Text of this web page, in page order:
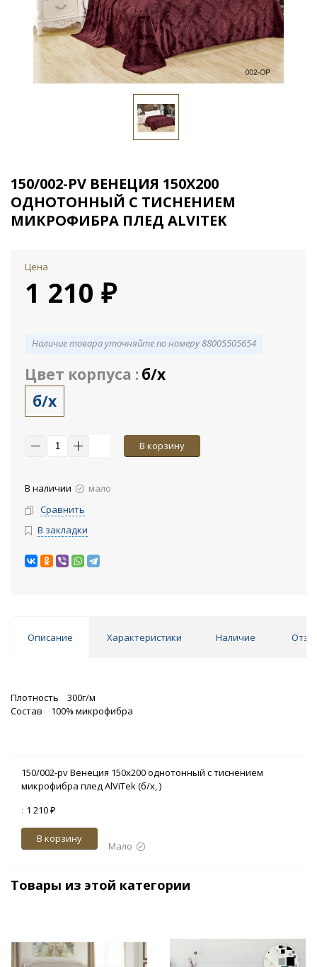
150/002-PV ВЕНЕЦИЯ 150Х200
ОДНОТОННЫЙ С ТИСНЕНИЕМ
МИКРОФИБРА ПЛЕД ALVITEK
Цена
1 210 ₽
Наличие товара уточняйте по номеру 88005505654
Цвет корпуса : б/х
б/х
В корзину
В наличии
мало
Сравнить
В закладки
Описание Характеристики Наличие
Плотность 300г/м
Состав 100% микрофибра
150/002-pv Венеция 150х200 однотонный с тиснением
микрофибра плед AlViTek (б/х, )
: 1 210 ₽
В корзину
Мало
Товары из этой категории